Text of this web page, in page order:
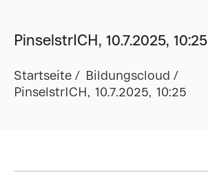
PinselstrICH, 10.7.2025, 10:25
Startseite
Bildungscloud
PinselstrICH, 10.7.2025, 10:25